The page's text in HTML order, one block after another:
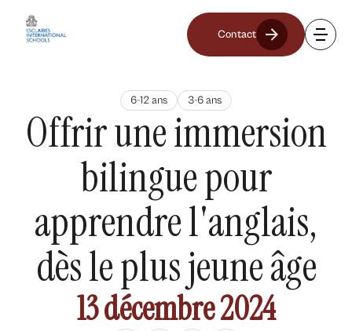
Contact
6-12 ans 3-6 ans
Offrir une immersion
bilingue pour
apprendre l'anglais,
dès le plus jeune âge
13 décembre 2024